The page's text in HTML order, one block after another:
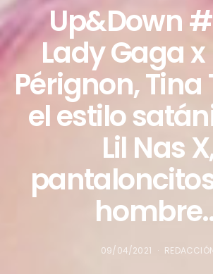
Up&Down
Lady Gaga
Pérignon, Tina
el estilo
Lil Nas
09/04/2021